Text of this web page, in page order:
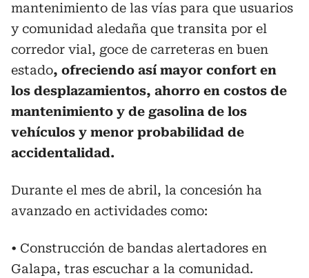
mantenimiento de las vías para que usuarios
y comunidad aledaña que transita por el
corredor vial, goce de carreteras en buen
estado, ofreciendo así mayor confort en
los desplazamientos, ahorro en costos de
mantenimiento y de gasolina de los
vehículos y menor probabilidad de
accidentalidad.
Durante el mes de abril, la concesión ha
avanzado en actividades como:
• Construcción de bandas alertadores en
Galapa, tras escuchar a la comunidad.